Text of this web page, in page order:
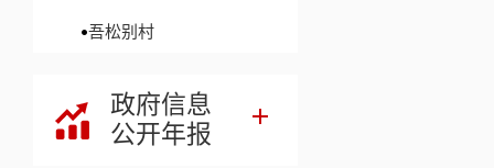
吾松别村
政府信息
公开年报